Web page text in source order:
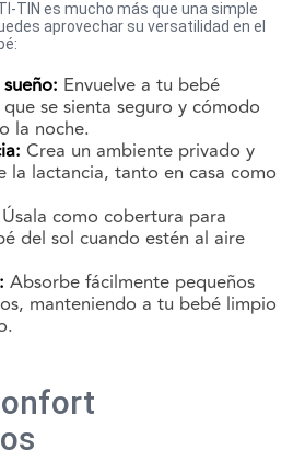
TIN es mucho más que una simple
aprovechar su versatilidad en el
Envuelve a tu bebé
se sienta seguro y cómodo
la noche.
Crea un ambiente privado y
la lactancia, tanto en casa como
Úsala como cobertura para
del sol cuando estén al aire
Absorbe fácilmente pequeños
manteniendo a tu bebé limpio